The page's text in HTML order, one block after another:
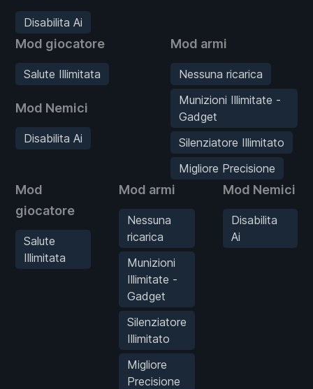
Disabilita Ai
Mod giocatore
Salute Illimitata
Mod Nemici
Disabilita Ai
Mod armi
Nessuna ricarica
Munizioni Illimitate -
Gadget
Silenziatore Illimitato
Migliore Precisione
Mod
giocatore
Salute
Illimitata
Mod armi
Nessuna
ricarica
Munizioni
Illimitate -
Gadget
Silenziatore
Illimitato
Migliore
Precisione
Mod Nemici
Disabilita
Ai